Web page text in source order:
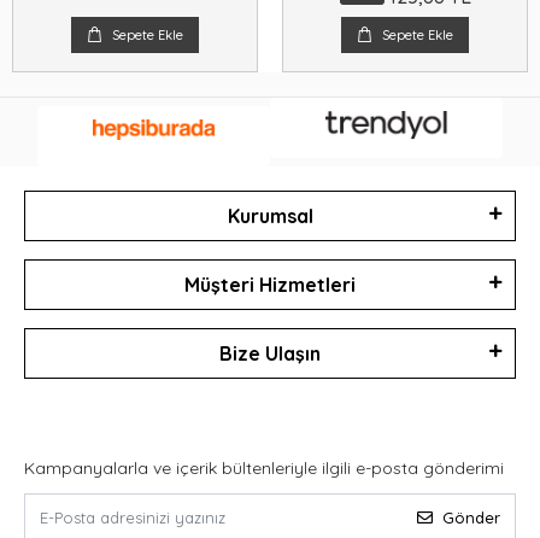
Sepete Ekle Sepete Ekle
Kurumsal
Müşteri Hizmetleri
Bize Ulaşın
Kampanyalarla ve içerik bültenleriyle ilgili e-posta gönderimi
Gönder